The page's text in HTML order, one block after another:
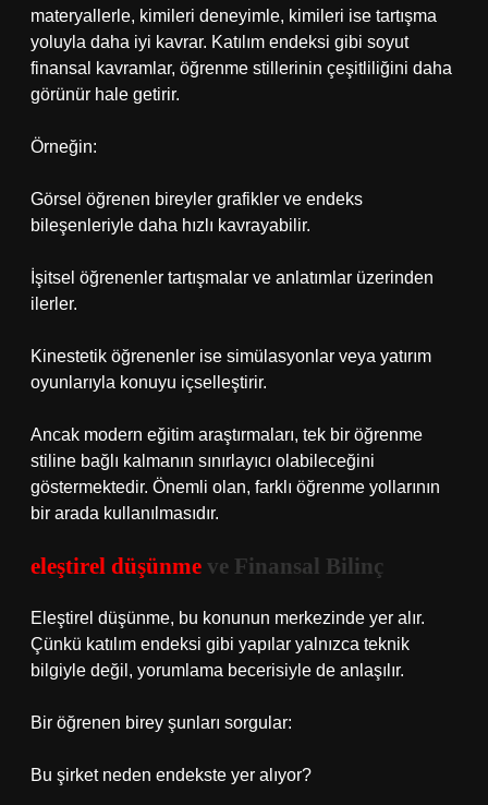
materyallerle, kimileri deneyimle, kimileri ise tartışma
yoluyla daha iyi kavrar. Katılım endeksi gibi soyut
finansal kavramlar, öğrenme stillerinin çeşitliliğini daha
görünür hale getirir.
Örneğin:
Görsel öğrenen bireyler grafikler ve endeks
bileşenleriyle daha hızlı kavrayabilir.
İşitsel öğrenenler tartışmalar ve anlatımlar üzerinden
ilerler.
Kinestetik öğrenenler ise simülasyonlar veya yatırım
oyunlarıyla konuyu içselleştirir.
Ancak modern eğitim araştırmaları, tek bir öğrenme
stiline bağlı kalmanın sınırlayıcı olabileceğini
göstermektedir. Önemli olan, farklı öğrenme yollarının
bir arada kullanılmasıdır.
eleştirel düşünme ve Finansal Bilinç
Eleştirel düşünme, bu konunun merkezinde yer alır.
Çünkü katılım endeksi gibi yapılar yalnızca teknik
bilgiyle değil, yorumlama becerisiyle de anlaşılır.
Bir öğrenen birey şunları sorgular:
Bu şirket neden endekste yer alıyor?